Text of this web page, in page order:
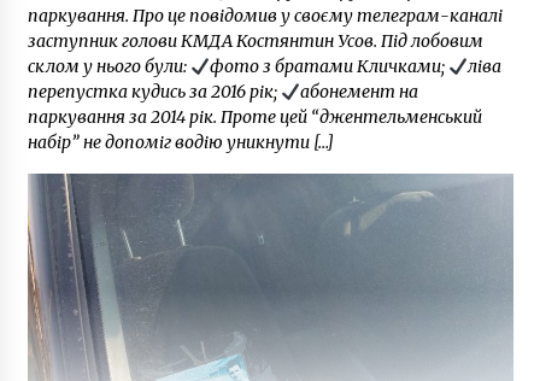
паркування. Про це повідомив у своєму телеграм-каналі
заступник голови КМДА Костянтин Усов. Під лобовим
склом у нього були:
фото з братами Кличками;
ліва
перепустка кудись за 2016 рік;
абонемент на
паркування за 2014 рік. Проте цей “джентельменський
набір” не допоміг водію уникнути […]